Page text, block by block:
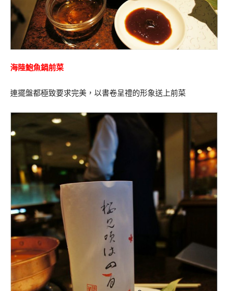
海陸鮑魚鍋前菜
連擺盤都極致要求完美，以書卷呈禮的形象送上前菜